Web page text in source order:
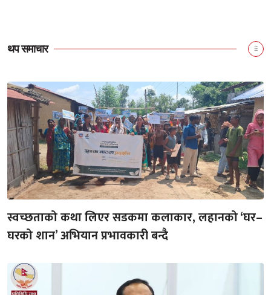
थप समाचार
स्वच्छताको कथा लिएर सडकमा कलाकार, लहानको ‘घर–
घरको शान’ अभियान प्रभावकारी बन्दै